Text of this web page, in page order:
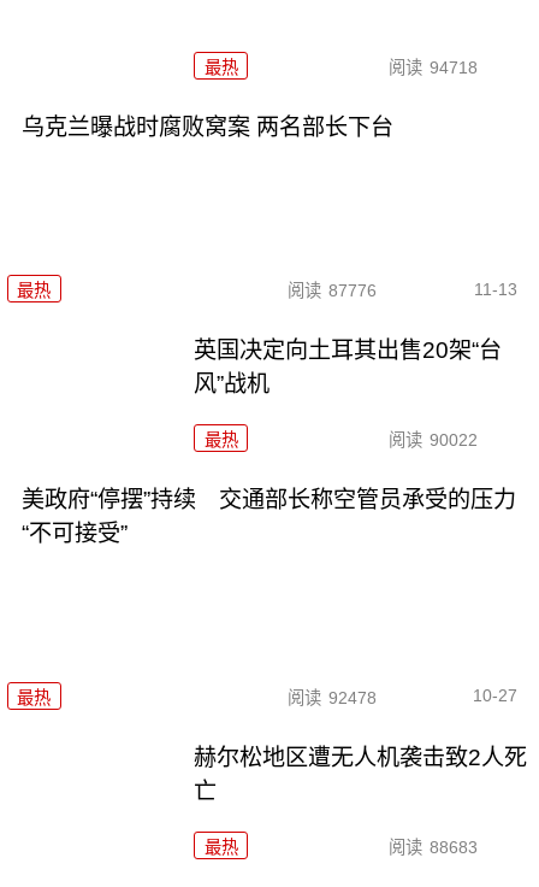
最热 阅读 94718
乌克兰曝战时腐败窝案 两名部长下台
最热 阅读 87776 11-13
英国决定向土耳其出售20架“台
风”战机
最热 阅读 90022
美政府“停摆”持续 交通部长称空管员承受的压力
“不可接受”
最热 阅读 92478 10-27
赫尔松地区遭无人机袭击致2人死
亡
最热 阅读 88683